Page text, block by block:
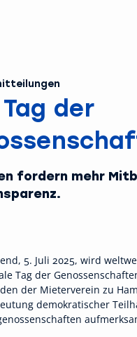
der
fordern mehr
5. Juli 2025, wird
Tag der
der Mieterverein zu
demokratischer